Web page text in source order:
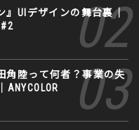
』UIデザインの舞台裏｜
角陸って何者？事業の失